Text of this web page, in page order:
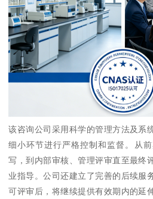
该咨询公司采用科学的管理方法及系
细小环节进行严格控制和监督。从
写，到内部审核、管理评审直至最终
业指导。公司还建立了完善的后续服
可评审后，将继续提供有效期内的延